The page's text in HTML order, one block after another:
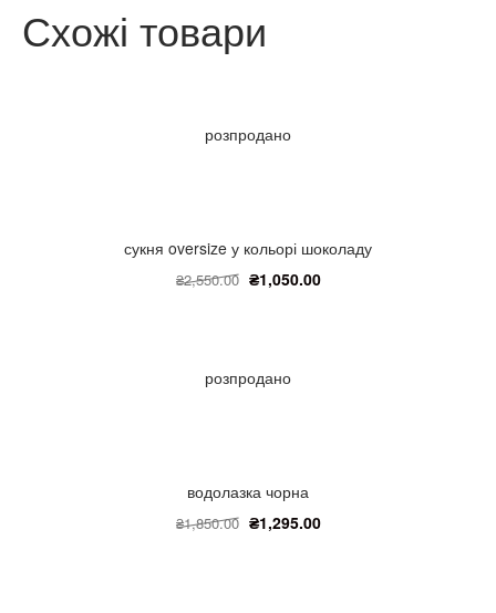
Схожі товари
розпродано
сукня oversize у кольорі шоколаду
₴2,550.00 ₴1,050.00
розпродано
водолазка чорна
₴1,850.00 ₴1,295.00